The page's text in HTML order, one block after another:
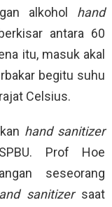
alkohol hand
antara 60
itu, masuk akal
begitu suhu
Celsius.
hand sanitizer
Prof Hoe
seseorang
sanitizersaat